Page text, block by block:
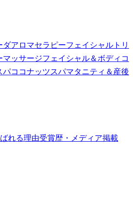
ダアロマセラピーフェイシャルトリ
マッサージフェイシャル＆ボディコ
パココナッツスパマタニティ＆産後
れる理由受賞歴・メディア掲載